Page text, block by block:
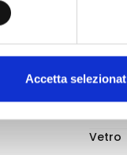
Accetta
Vetro